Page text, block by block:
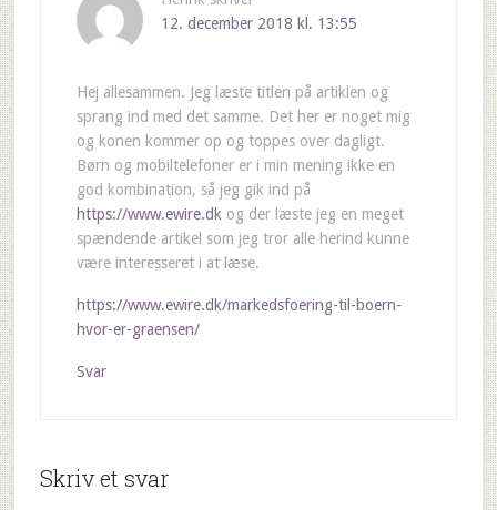
12. december 2018 kl. 13:55
Hej allesammen. Jeg læste titlen på artiklen og
sprang ind med det samme. Det her er noget mig
og konen kommer op og toppes over dagligt.
Børn og mobiltelefoner er i min mening ikke en
god kombination, så jeg gik ind på
https://www.ewire.dk og der læste jeg en meget
spændende artikel som jeg tror alle herind kunne
være interesseret i at læse.
https://www.ewire.dk/markedsfoering-til-boern-
hvor-er-graensen/
Svar
Skriv et svar